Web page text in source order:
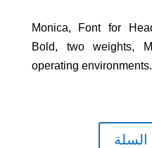
Monica, Font for
Bold, two weights,
operating environments.
السلة